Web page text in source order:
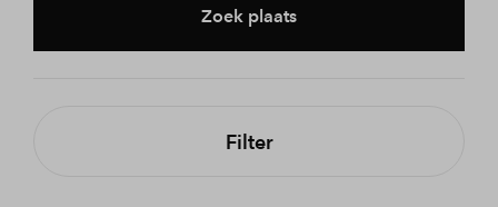
Zoek plaats
Filter